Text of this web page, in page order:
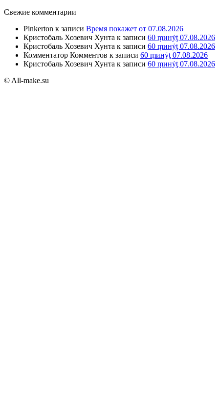
Свежие комментарии
Pinkerton к записи Время покажет от 07.08.2026
Кристобаль Хозевич Хунта к записи 60 ṃинẏƫ 07.08.2026
Кристобаль Хозевич Хунта к записи 60 ṃинẏƫ 07.08.2026
Комментатор Комментов к записи 60 ṃинẏƫ 07.08.2026
Кристобаль Хозевич Хунта к записи 60 ṃинẏƫ 07.08.2026
© All-make.su